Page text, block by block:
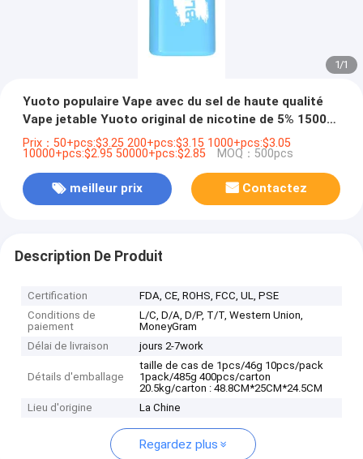
1/1
Yuoto populaire Vape avec du sel de haute qualité
Vape jetable Yuoto original de nicotine de 5% 1500
souffles Vape Ecigs
Prix：50+pcs:$3.25 200+pcs:$3.15 1000+pcs:$3.05
10000+pcs:$2.95 50000+pcs:$2.85 MOQ：500pcs
meilleur prix Contactez
Description De Produit
Certification
FDA, CE, ROHS, FCC, UL, PSE
Conditions de
paiement
L/C, D/A, D/P, T/T, Western Union,
MoneyGram
Délai de livraison
jours 2-7work
Détails d'emballage
taille de cas de 1pcs/46g 10pcs/pack
1pack/485g 400pcs/carton
20.5kg/carton : 48.8CM*25CM*24.5CM
Lieu d'origine
La Chine
Regardez plus